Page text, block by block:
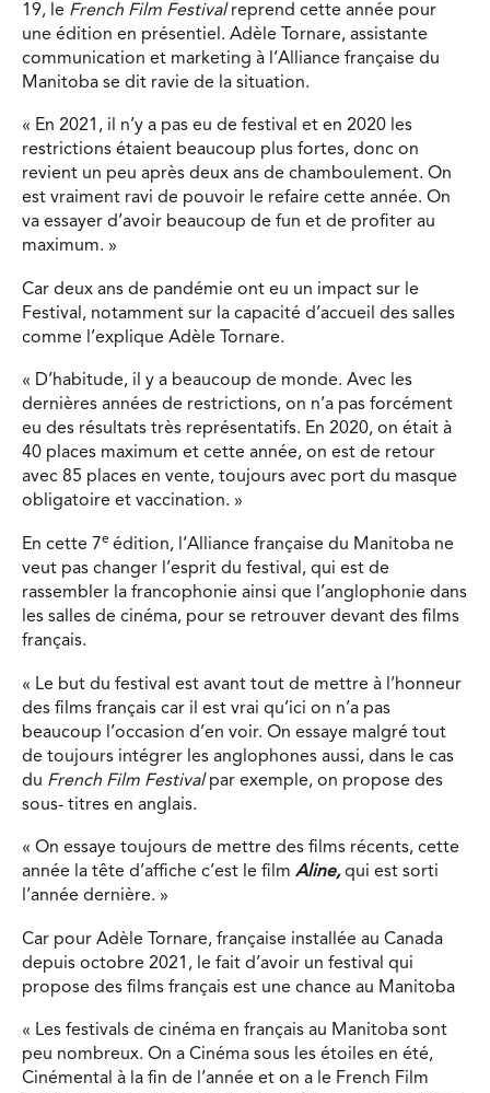
19, le French Film Festivalreprend cette année pour
une édition en présentiel. Adèle Tornare, assistante
communication et marketing à l’Alliance française du
Manitoba se dit ravie de la situation.
« En 2021, il n’y a pas eu de festival et en 2020 les
restrictions étaient beaucoup plus fortes, donc on
revient un peu après deux ans de chamboulement. On
est vraiment ravi de pouvoir le refaire cette année. On
va essayer d’avoir beaucoup de fun et de profiter au
maximum. »
Car deux ans de pandémie ont eu un impact sur le
Festival, notamment sur la capacité d’accueil des salles
comme l’explique Adèle Tornare.
« D’habitude, il y a beaucoup de monde. Avec les
dernières années de restrictions, on n’a pas forcément
eu des résultats très représentatifs. En 2020, on était à
40 places maximum et cette année, on est de retour
avec 85 places en vente, toujours avec port du masque
obligatoire et vaccination. »
En cette 7e édition, l’Alliance française du Manitoba ne
veut pas changer l’esprit du festival, qui est de
rassembler la francophonie ainsi que l’anglophonie dans
les salles de cinéma, pour se retrouver devant des films
français.
« Le but du festival est avant tout de mettre à l’honneur
des films français car il est vrai qu’ici on n’a pas
beaucoup l’occasion d’en voir. On essaye malgré tout
de toujours intégrer les anglophones aussi, dans le cas
du French Film Festivalpar exemple, on propose des
sous- titres en anglais.
« On essaye toujours de mettre des films récents, cette
année la tête d’affiche c’est le film Aline,qui est sorti
l’année dernière. »
Car pour Adèle Tornare, française installée au Canada
depuis octobre 2021, le fait d’avoir un festival qui
propose des films français est une chance au Manitoba
« Les festivals de cinéma en français au Manitoba sont
peu nombreux. On a Cinéma sous les étoiles en été,
Cinémental à la fin de l’année et on a le French Film